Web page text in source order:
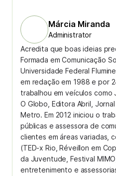
Márcia Miranda
Administrator
Acredita que boas ideias
Formada em Comunicação
Universidade Federal
em redação em 1988 e por
trabalhou em veículos como
O Globo, Editora Abril,
Metro. Em 2012 iniciou o
públicas e assessora de
clientes em áreas variadas,
(TED-x Rio, Réveillon em
da Juventude, Festival
entretenimento e